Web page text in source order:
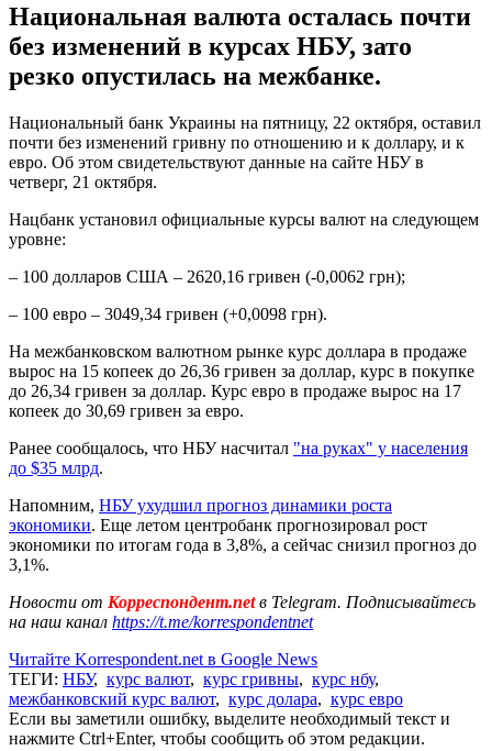
Национальная валюта осталась почти
без изменений в курсах НБУ, зато
резко опустилась на межбанке.
Национальный банк Украины на пятницу, 22 октября, оставил
почти без изменений гривну по отношению и к доллару, и к
евро. Об этом свидетельствуют данные на сайте НБУ в
четверг, 21 октября.
Нацбанк установил официальные курсы валют на следующем
уровне:
– 100 долларов США – 2620,16 гривен (-0,0062 грн);
– 100 евро – 3049,34 гривен (+0,0098 грн).
На межбанковском валютном рынке курс доллара в продаже
вырос на 15 копеек до 26,36 гривен за доллар, курс в покупке
до 26,34 гривен за доллар. Курс евро в продаже вырос на 17
копеек до 30,69 гривен за евро.
Ранее сообщалось, что НБУ насчитал "на руках" у населения
до $35 млрд.
Напомним, НБУ ухудшил прогноз динамики роста
экономики. Еще летом центробанк прогнозировал рост
экономики по итогам года в 3,8%, а сейчас снизил прогноз до
3,1%.
Новости от Корреспондент.netв Telegram. Подписывайтесь
на наш канал https://t.me/korrespondentnet
Читайте Korrespondent.net в Google News
ТЕГИ: НБУ, курс валют, курс гривны, курс нбу,
межбанковский курс валют, курс долара, курс евро
Если вы заметили ошибку, выделите необходимый текст и
нажмите Ctrl+Enter, чтобы сообщить об этом редакции.